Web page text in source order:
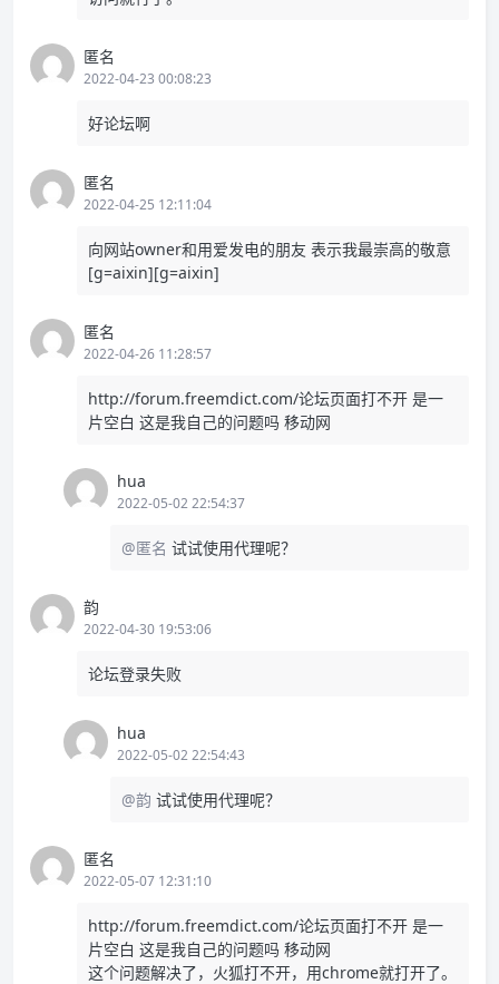
匿名
2022-04-23 00:08:23
好论坛啊
匿名
2022-04-25 12:11:04
向网站owner和用爱发电的朋友 表示我最崇高的敬意
[g=aixin][g=aixin]
匿名
2022-04-26 11:28:57
http://forum.freemdict.com/论坛页面打不开 是一
片空白 这是我自己的问题吗 移动网
hua
2022-05-02 22:54:37
@匿名 试试使用代理呢？
韵
2022-04-30 19:53:06
论坛登录失败
hua
2022-05-02 22:54:43
@韵 试试使用代理呢？
匿名
2022-05-07 12:31:10
http://forum.freemdict.com/论坛页面打不开 是一
片空白 这是我自己的问题吗 移动网
这个问题解决了，火狐打不开，用chrome就打开了。